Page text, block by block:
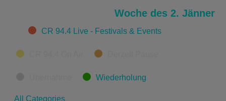
Woche des 2. Jänner
CategoriesCR 94.4 Live - Festivals & Events
Wiederholung
All Categories